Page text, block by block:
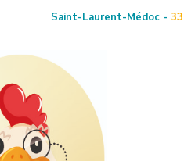
Saint-Laurent-Médoc - 33